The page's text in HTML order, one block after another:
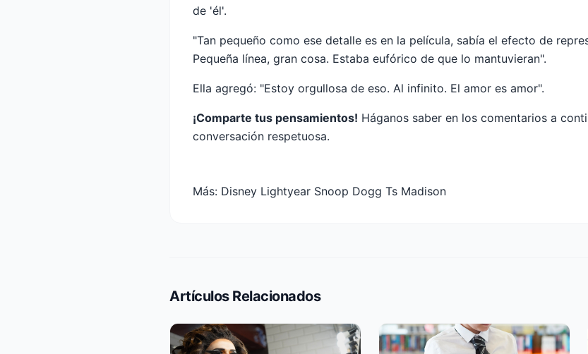
de 'él'.
"Tan pequeño como ese detalle es en la película, sabía el efecto de
Pequeña línea, gran cosa. Estaba eufórico de que lo mantuvieran".
Ella agregó: "Estoy orgullosa de eso. Al infinito. El amor es amor".
¡Comparte tus pensamientos! Háganos saber en los comentarios a
conversación respetuosa.
Más: Disney Lightyear Snoop Dogg Ts Madison
Artículos Relacionados